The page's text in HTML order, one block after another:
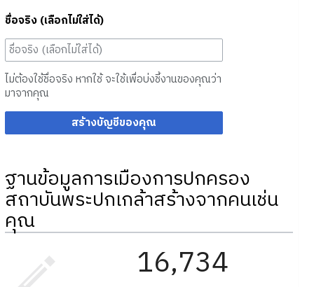
ชื่อจริง (เลือกไม่ใส่ได้)
ไม่ต้องใช้ชื่อจริง หากใช้ จะใช้เพื่อบ่งชี้งานของคุณว่า
มาจากคุณ
สร้างบัญชีของคุณ
ฐานข้อมูลการเมืองการปกครอง
สถาบันพระปกเกล้าสร้างจากคนเช่น
คุณ
16,734